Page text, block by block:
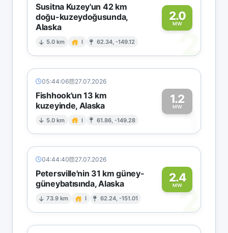
Susitna Kuzey'un 42 km
doğu-kuzeydoğusunda,
Alaska
5.0 km I 62.34, -149.12
2.0
MW
2
05:44:06 27.07.2026
Fishhook'un 13 km
kuzeyinde, Alaska
5.0 km I 61.86, -149.28
1.2
MW1
04:44:40 27.07.2026
Petersville'nin 31 km güney-
güneybatısında, Alaska
73.9 km I 62.24, -151.01
2.4
MW2